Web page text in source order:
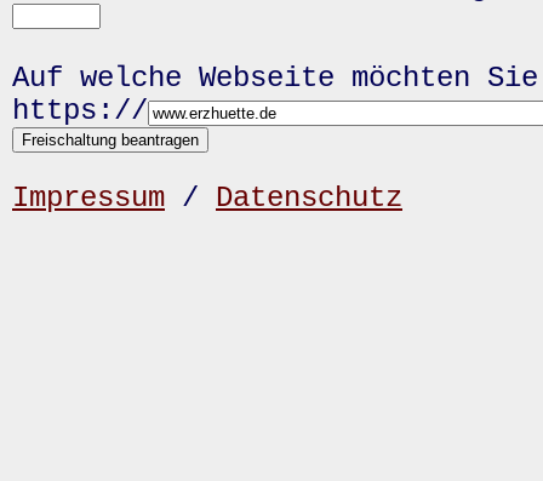
Auf welche Webseite möchten
https://
Impressum / Datenschutz